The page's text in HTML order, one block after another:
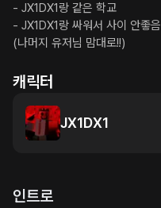
- JX1DX1랑 같은 학교
- JX1DX1랑 싸워서 사이 안좋음
(나머지 유저님 맘대로!!)
캐릭터
JX1DX1
인트로